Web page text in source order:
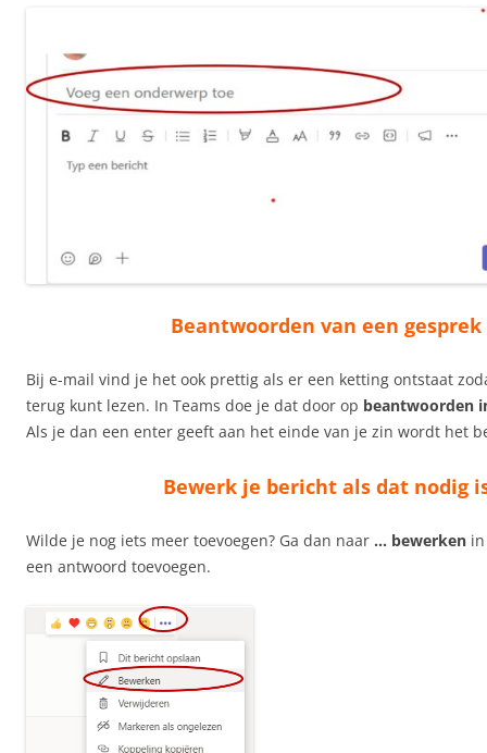
Beantwoorden van een gesprek
Bij e-mail vind je het ook prettig als er een ketting ontstaat
terug kunt lezen. In Teams doe je dat door op beantwoorden
Als je dan een enter geeft aan het einde van je zin wordt het
Bewerk je bericht als dat nodig
Wilde je nog iets meer toevoegen? Ga dan naar … bewerken
een antwoord toevoegen.